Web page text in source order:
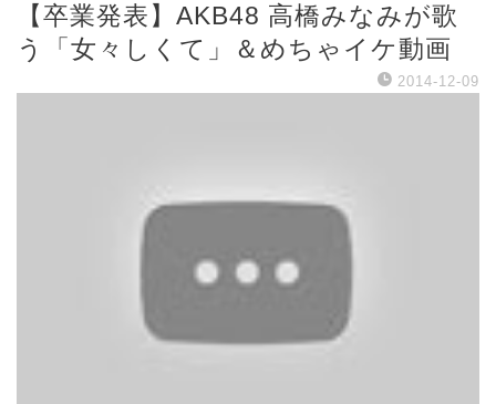
【卒業発表】AKB48 高橋みなみが歌
う「女々しくて」＆めちゃイケ動画
2014-12-09